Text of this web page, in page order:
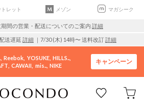
トレット メゾン マガシーク
期間の営業・配送についてのご案内 詳細
送遅延 詳細 ｜7/30 (木) 14時〜 送料改訂詳細
Reebok YOSUKE HILLS..
CAWAII mis.. NIKE
キャンペーン